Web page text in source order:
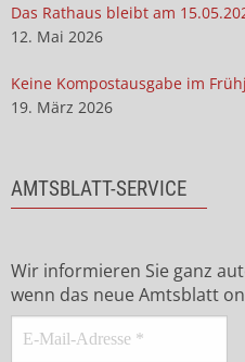
Das Rathaus bleibt am
12. Mai 2026
Keine Kompostausgabe im
19. März 2026
AMTSBLATT-SERVICE
Wir informieren Sie ganz
wenn das neue Amtsblatt